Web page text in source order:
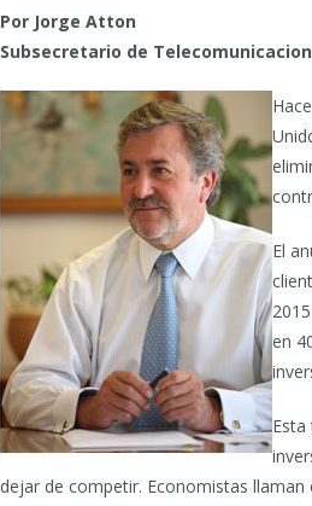
Por Jorge Atton
Subsecretario de
El
en
dejar de competir. Economistas